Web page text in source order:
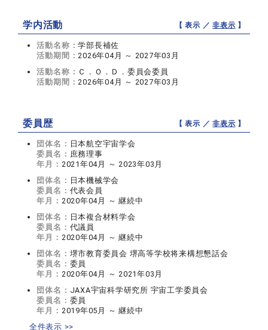
学内活動 【 表示 ／非表示 】
活動名称：学部長補佐
活動期間：2026年04月 ～ 2027年03月
活動名称： Ｃ．Ｏ．Ｄ．委員会委員
活動期間：2026年04月 ～ 2027年03月
委員歴 【 表示 ／非表示 】
団体名： 日本航空宇宙学会
委員名： 庶務理事
年月： 2021年04月 ～ 2023年03月
団体名： 日本機械学会
委員名： 代表会員
年月： 2020年04月 ～ 継続中
団体名： 日本複合材料学会
委員名： 代議員
年月： 2020年04月 ～ 継続中
団体名： 堺市教育委員会 堺高等学校将来構想懇話会
委員名： 委員
年月： 2020年04月 ～ 2021年03月
団体名： JAXA宇宙科学研究所 宇宙工学委員会
委員名： 委員
年月： 2019年05月 ～ 継続中
全件表示 >>